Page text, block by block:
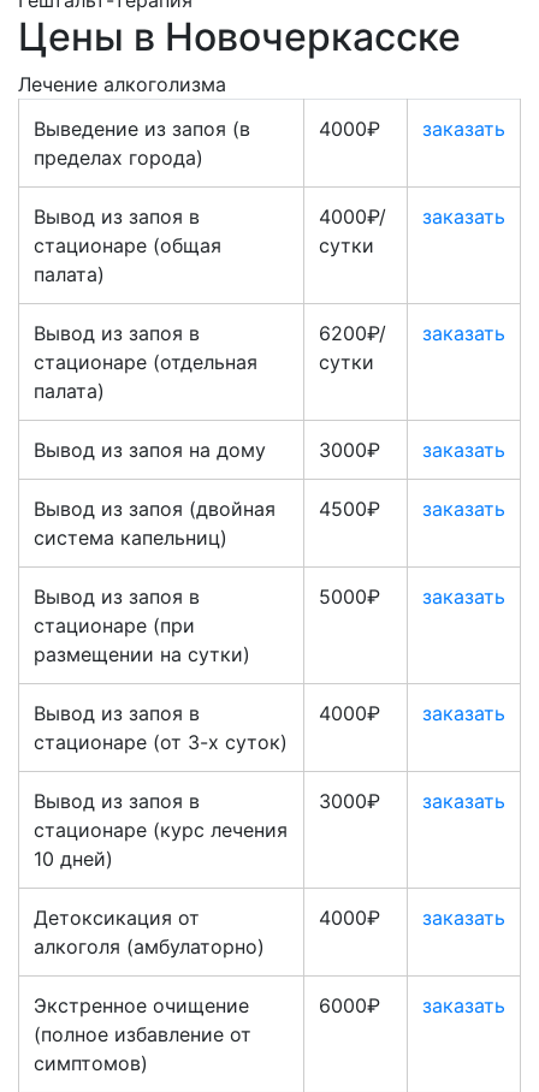
Цены в Новочеркасске
Лечение алкоголизма
Выведение из запоя (в
пределах города)
4000₽ заказать
Вывод из запоя в
стационаре (общая
палата)
4000₽/
сутки
заказать
Вывод из запоя в
стационаре (отдельная
палата)
6200₽/
сутки
заказать
Вывод из запоя на дому 3000₽ заказать
Вывод из запоя (двойная
система капельниц)
4500₽ заказать
Вывод из запоя в
стационаре (при
размещении на сутки)
5000₽ заказать
Вывод из запоя в
стационаре (от 3-х суток)
4000₽ заказать
Вывод из запоя в
стационаре (курс лечения
10 дней)
3000₽ заказать
Детоксикация от
алкоголя (амбулаторно)
4000₽ заказать
Экстренное очищение
(полное избавление от
симптомов)
6000₽ заказать